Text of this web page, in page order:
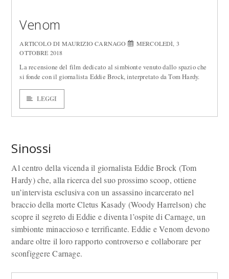
Venom
ARTICOLO DI MAURIZIO CARNAGO
MERCOLEDÌ, 3
OTTOBRE 2018
La recensione del film dedicato al simbionte venuto dallo spazio che
si fonde con il giornalista Eddie Brock, interpretato da Tom Hardy.
LEGGI
Sinossi
Al centro della vicenda il giornalista Eddie Brock (Tom
Hardy) che, alla ricerca del suo prossimo scoop, ottiene
un’intervista esclusiva con un assassino incarcerato nel
braccio della morte Cletus Kasady (Woody Harrelson) che
scopre il segreto di Eddie e diventa l’ospite di Carnage, un
simbionte minaccioso e terrificante. Eddie e Venom devono
andare oltre il loro rapporto controverso e collaborare per
sconfiggere Carnage.